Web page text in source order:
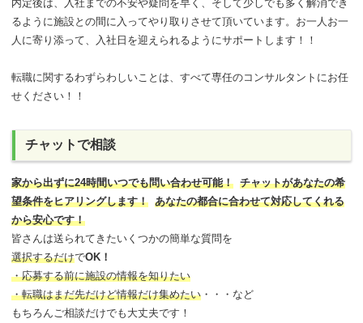
内定後は、入社までの不安や疑問を早く、そして少しでも多く解消でき
るように施設との間に入ってやり取りさせて頂いています。お一人お一
人に寄り添って、入社日を迎えられるようにサポートします！！
転職に関するわずらわしいことは、すべて専任のコンサルタントにお任
せください！！
チャットで相談
家から出ずに24時間いつでも問い合わせ可能！ チャットがあなたの希
望条件をヒアリングします！ あなたの都合に合わせて対応してくれる
から安心です！
皆さんは送られてきたいくつかの簡単な質問を
選択するだけでOK！
・応募する前に施設の情報を知りたい
・転職はまだ先だけど情報だけ集めたい ・・・など
もちろんご相談だけでも大丈夫です！